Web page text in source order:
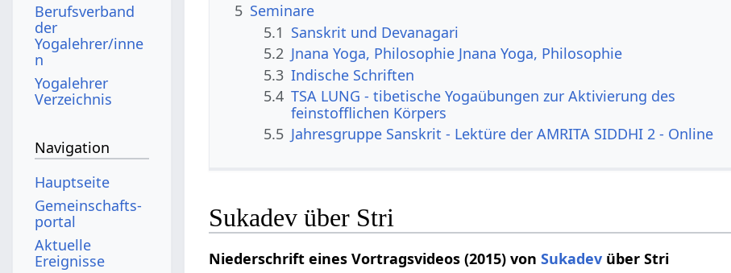
5 Seminare
5.1 Sanskrit und Devanagari
5.2 Jnana Yoga, Philosophie Jnana Yoga, Philosophie
5.3 Indische Schriften
5.4 TSA LUNG - tibetische Yogaübungen zur Aktivierung des
feinstofflichen Körpers
5.5 Jahresgruppe Sanskrit - Lektüre der AMRITA SIDDHI 2 - Online
Sukadev über Stri
Niederschrift eines Vortragsvideos (2015) vonSukadev über Stri
Berufsverband
der
Yogalehrer/inne
n
Yogalehrer
Verzeichnis
Navigation
Hauptseite
Gemeinschafts­
portal
Aktuelle
Ereignisse